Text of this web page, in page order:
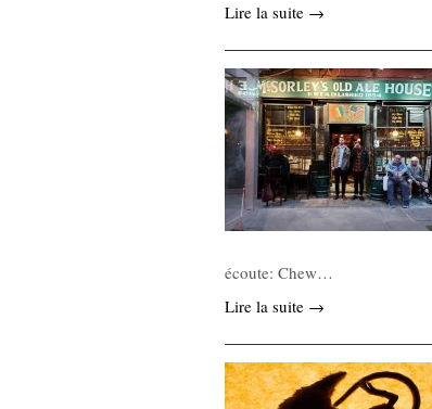
Lire la suite →
écoute: Chew…
Lire la suite →